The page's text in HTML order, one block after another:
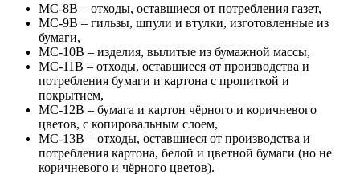
МС-8В – отходы, оставшиеся от потребления газет,
МС-9В – гильзы, шпули и втулки, изготовленные из
бумаги,
МС-10В – изделия, вылитые из бумажной массы,
МС-11В – отходы, оставшиеся от производства и
потребления бумаги и картона с пропиткой и
покрытием,
МС-12В – бумага и картон чёрного и коричневого
цветов, с копировальным слоем,
МС-13В – отходы, оставшиеся от производства и
потребления картона, белой и цветной бумаги (но не
коричневого и чёрного цветов).